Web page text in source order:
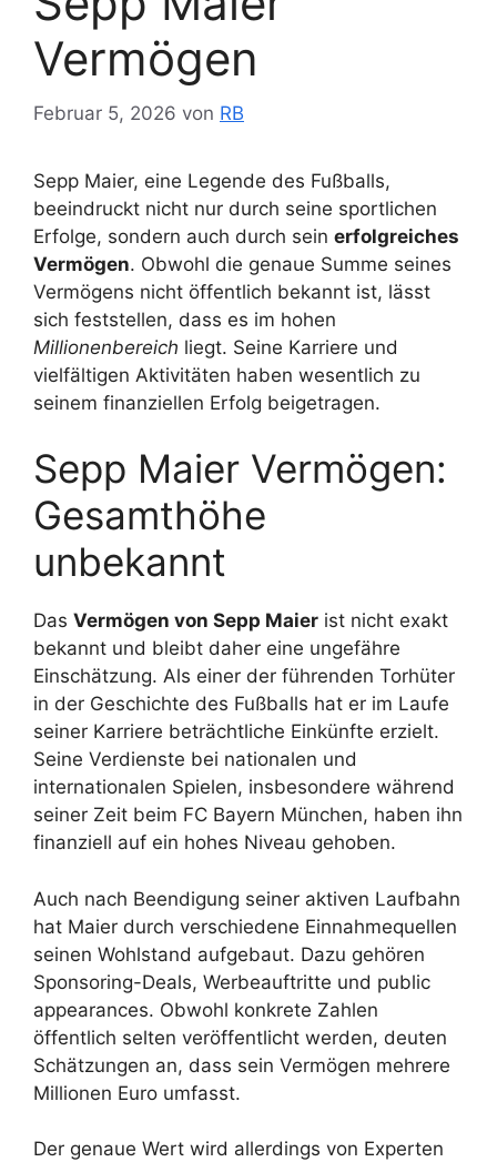
Vermögen
Februar 5, 2026 von RB
Sepp Maier, eine Legende des Fußballs,
beeindruckt nicht nur durch seine sportlichen
Erfolge, sondern auch durch sein erfolgreiches
Vermögen. Obwohl die genaue Summe seines
Vermögens nicht öffentlich bekannt ist, lässt
sich feststellen, dass es im hohen
Millionenbereich liegt. Seine Karriere und
vielfältigen Aktivitäten haben wesentlich zu
seinem finanziellen Erfolg beigetragen.
Sepp Maier Vermögen:
Gesamthöhe
unbekannt
Das Vermögen von Sepp Maier ist nicht exakt
bekannt und bleibt daher eine ungefähre
Einschätzung. Als einer der führenden Torhüter
in der Geschichte des Fußballs hat er im Laufe
seiner Karriere beträchtliche Einkünfte erzielt.
Seine Verdienste bei nationalen und
internationalen Spielen, insbesondere während
seiner Zeit beim FC Bayern München, haben ihn
finanziell auf ein hohes Niveau gehoben.
Auch nach Beendigung seiner aktiven Laufbahn
hat Maier durch verschiedene Einnahmequellen
seinen Wohlstand aufgebaut. Dazu gehören
Sponsoring-Deals, Werbeauftritte und public
appearances. Obwohl konkrete Zahlen
öffentlich selten veröffentlicht werden, deuten
Schätzungen an, dass sein Vermögen mehrere
Millionen Euro umfasst.
Der genaue Wert wird allerdings von Experten